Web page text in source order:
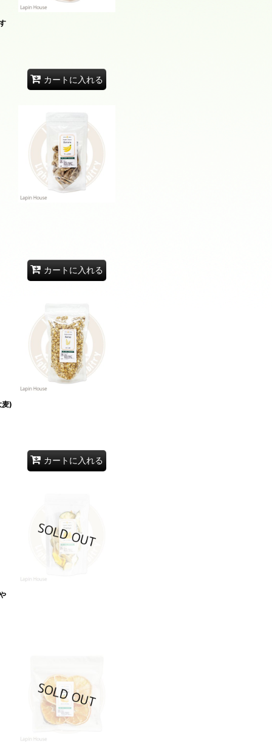
カートに入れる
カートに入れる
麦)
カートに入れる